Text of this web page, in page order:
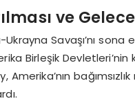
ve
Savaşı’nı
Birleşik
Amerika’nın